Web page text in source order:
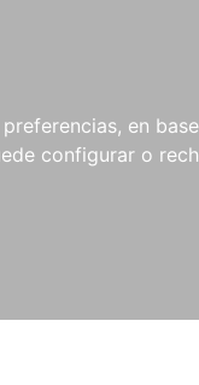
en
configurar o